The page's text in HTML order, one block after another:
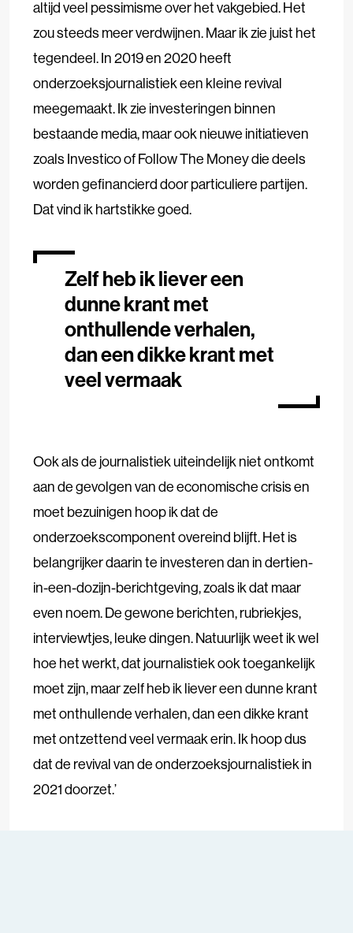
altijd veel pessimisme over het vakgebied. Het
zou steeds meer verdwijnen. Maar ik zie juist het
tegendeel. In 2019 en 2020 heeft
onderzoeksjournalistiek een kleine revival
meegemaakt. Ik zie investeringen binnen
bestaande media, maar ook nieuwe initiatieven
zoals Investico of Follow The Money die deels
worden gefinancierd door particuliere partijen.
Dat vind ik hartstikke goed.
Zelf heb ik liever een
dunne krant met
onthullende verhalen,
dan een dikke krant met
veel vermaak
Ook als de journalistiek uiteindelijk niet ontkomt
aan de gevolgen van de economische crisis en
moet bezuinigen hoop ik dat de
onderzoekscomponent overeind blijft. Het is
belangrijker daarin te investeren dan in dertien-
in-een-dozijn-berichtgeving, zoals ik dat maar
even noem. De gewone berichten, rubriekjes,
interviewtjes, leuke dingen. Natuurlijk weet ik wel
hoe het werkt, dat journalistiek ook toegankelijk
moet zijn, maar zelf heb ik liever een dunne krant
met onthullende verhalen, dan een dikke krant
met ontzettend veel vermaak erin. Ik hoop dus
dat de revival van de onderzoeksjournalistiek in
2021 doorzet.’